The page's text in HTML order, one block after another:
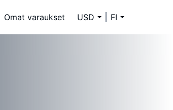
Omat varaukset USD FI